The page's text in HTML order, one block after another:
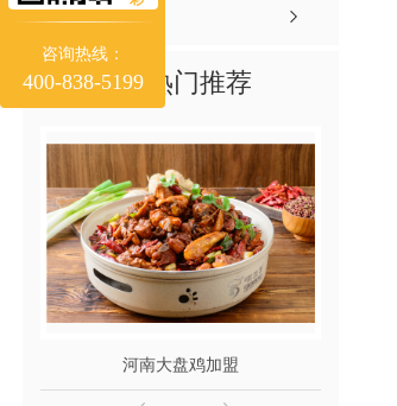
其他
热门推荐
河南大盘鸡加盟
咨询热线：
400-838-5199